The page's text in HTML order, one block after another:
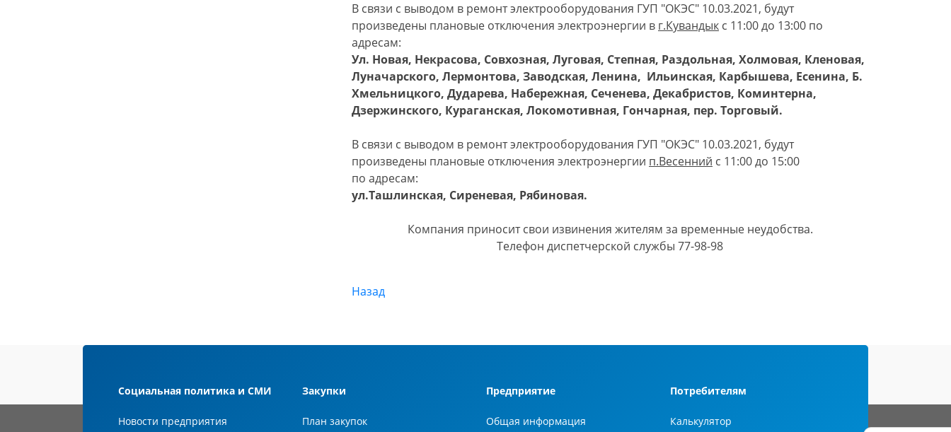
В связи с выводом в ремонт электрооборудования ГУП "ОКЭС" 10.03.2021, будут
произведены плановые отключения электроэнергии в г.Кувандык с 11:00 до 13:00 по
адресам:
Ул. Новая, Некрасова, Совхозная, Луговая, Степная, Раздольная, Холмовая, Кленовая,
Луначарского, Лермонтова, Заводская, Ленина, Ильинская, Карбышева, Есенина, Б.
Хмельницкого, Дударева, Набережная, Сеченева, Декабристов, Коминтерна,
Дзержинского, Кураганская, Локомотивная, Гончарная, пер. Торговый.
В связи с выводом в ремонт электрооборудования ГУП "ОКЭС" 10.03.2021, будут
произведены плановые отключения электроэнергии п.Весенний с 11:00 до 15:00
по адресам:
ул.Ташлинская, Сиреневая, Рябиновая.
Компания приносит свои извинения жителям за временные неудобства.
Телефон диспетчерской службы 77-98-98
Назад
Социальная политика и СМИ
Новости предприятия
Закупки
План закупок
Предприятие
Общая информация
Потребителям
Калькулятор